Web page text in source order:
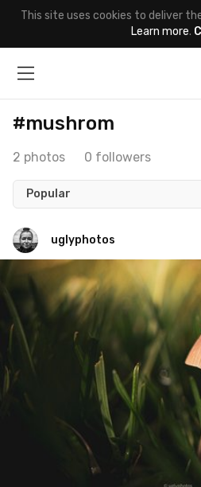
This site uses cookies to deliver
Learn more.
#mushrom
2 photos 0 followers
Popular
uglyphotos